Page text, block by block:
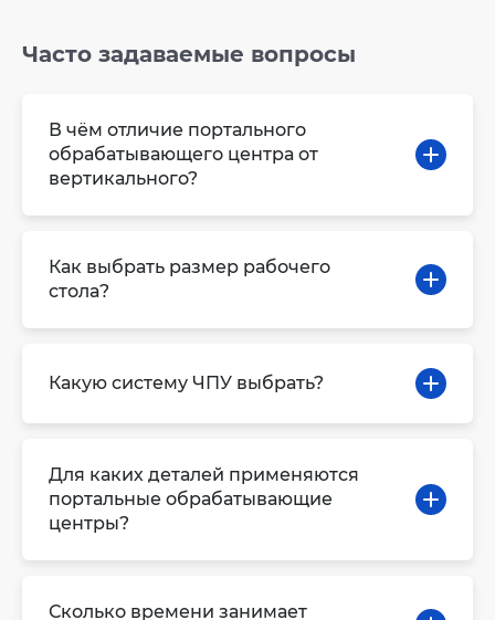
Часто задаваемые вопросы
В чём отличие портального
обрабатывающего центра от
вертикального?
Как выбрать размер рабочего
стола?
Какую систему ЧПУ выбрать?
Для каких деталей применяются
портальные обрабатывающие
центры?
Сколько времени занимает